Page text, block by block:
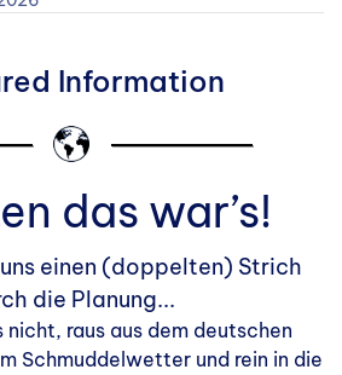
Information
das war’s!
einen (doppelten) Strich
die Planung...
nicht, raus aus dem deutschen
Schmuddelwetter und rein in die